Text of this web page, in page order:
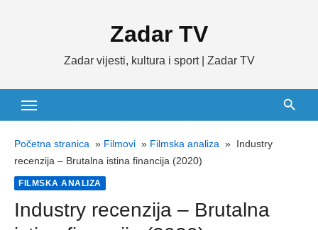
Zadar TV
Zadar vijesti, kultura i sport | Zadar TV
Početna stranica » Filmovi » Filmska analiza » Industry
recenzija – Brutalna istina financija (2020)
FILMSKA ANALIZA
Industry recenzija – Brutalna